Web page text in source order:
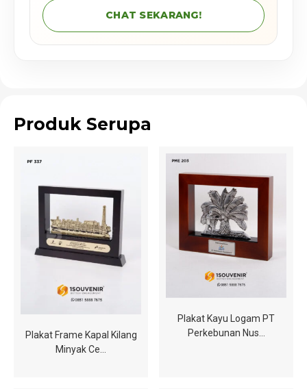
CHAT SEKARANG!
Produk Serupa
Plakat Frame Kapal Kilang
Minyak Ce…
Plakat Kayu Logam PT
Perkebunan Nus…